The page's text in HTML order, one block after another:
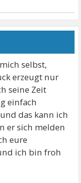
selbst,
erzeugt nur
seine Zeit
einfach
das kann ich
er sich melden
eure
ich bin froh